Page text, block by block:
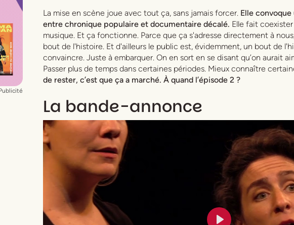
La mise en scène joue avec tout ça, sans jamais forcer. Elle convoque
entre chronique populaire et documentaire décalé. Elle fait coexister
musique. Et ça fonctionne. Parce que ça s'adresse directement à
bout de l'histoire. Et d'ailleurs le public est, évidemment, un bout de
convaincre. Juste à embarquer. On en sort en se disant qu’on aurait
Passer plus de temps dans certaines périodes. Mieux connaître
de rester, c’est que ça a marché. À quand l’épisode 2 ?
La bande-annonce